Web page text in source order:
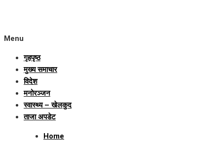
Menu
गृहपृष्ठ
मुख्य समाचार
विदेश
मनोरञ्जन
स्वास्थ्य – खेलकुद
ताजा अपडेट
Home